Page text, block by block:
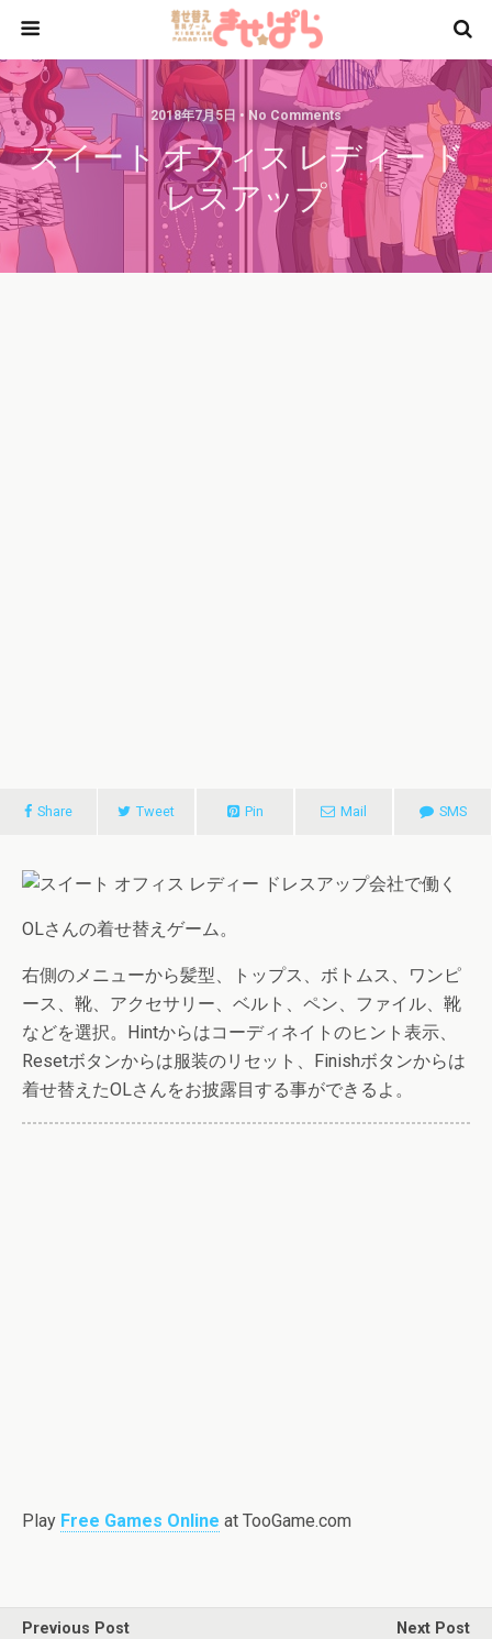
2018年7月5日 • No Comments
スイート オフィス レディー ド
レスアップ
Share Tweet Pin Mail SMS
会社で働く
OLさんの着せ替えゲーム。
右側のメニューから髪型、トップス、ボトムス、ワンピ
ース、靴、アクセサリー、ベルト、ペン、ファイル、靴
などを選択。Hintからはコーディネイトのヒント表示、
Resetボタンからは服装のリセット、Finishボタンからは
着せ替えたOLさんをお披露目する事ができるよ。
Play Free Games Online at TooGame.com
Previous Post
Next Post